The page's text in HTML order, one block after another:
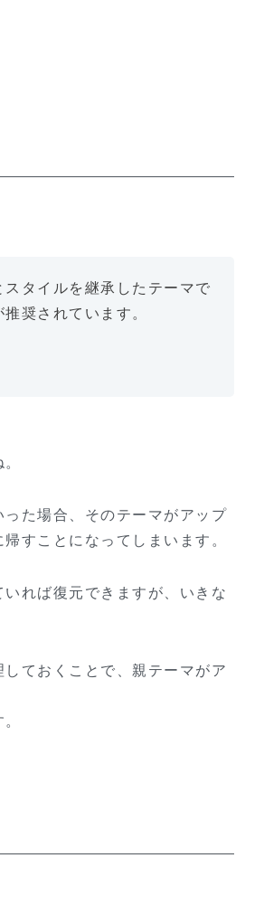
タイルを継承したテーマで
奨されています。
た場合、そのテーマがアップ
すことになってしまいます。
れば復元できますが、いきな
ておくことで、親テーマがア